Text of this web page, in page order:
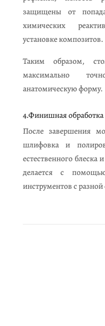
защищены от
химических
установке композитов.
Таким образом,
максимально
анатомическую форму.
4.Финишная обработка
После завершения
шлифовка и
естественного блеска
делается с
инструментов с